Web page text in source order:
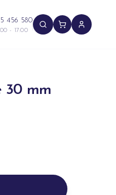
456 580
- 17:00
30 mm